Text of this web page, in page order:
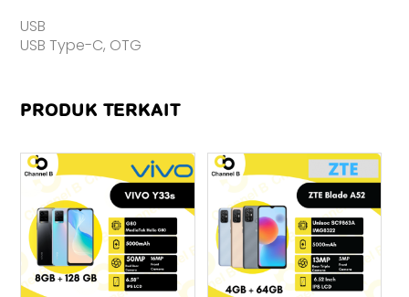
USB
USB Type-C, OTG
PRODUK TERKAIT